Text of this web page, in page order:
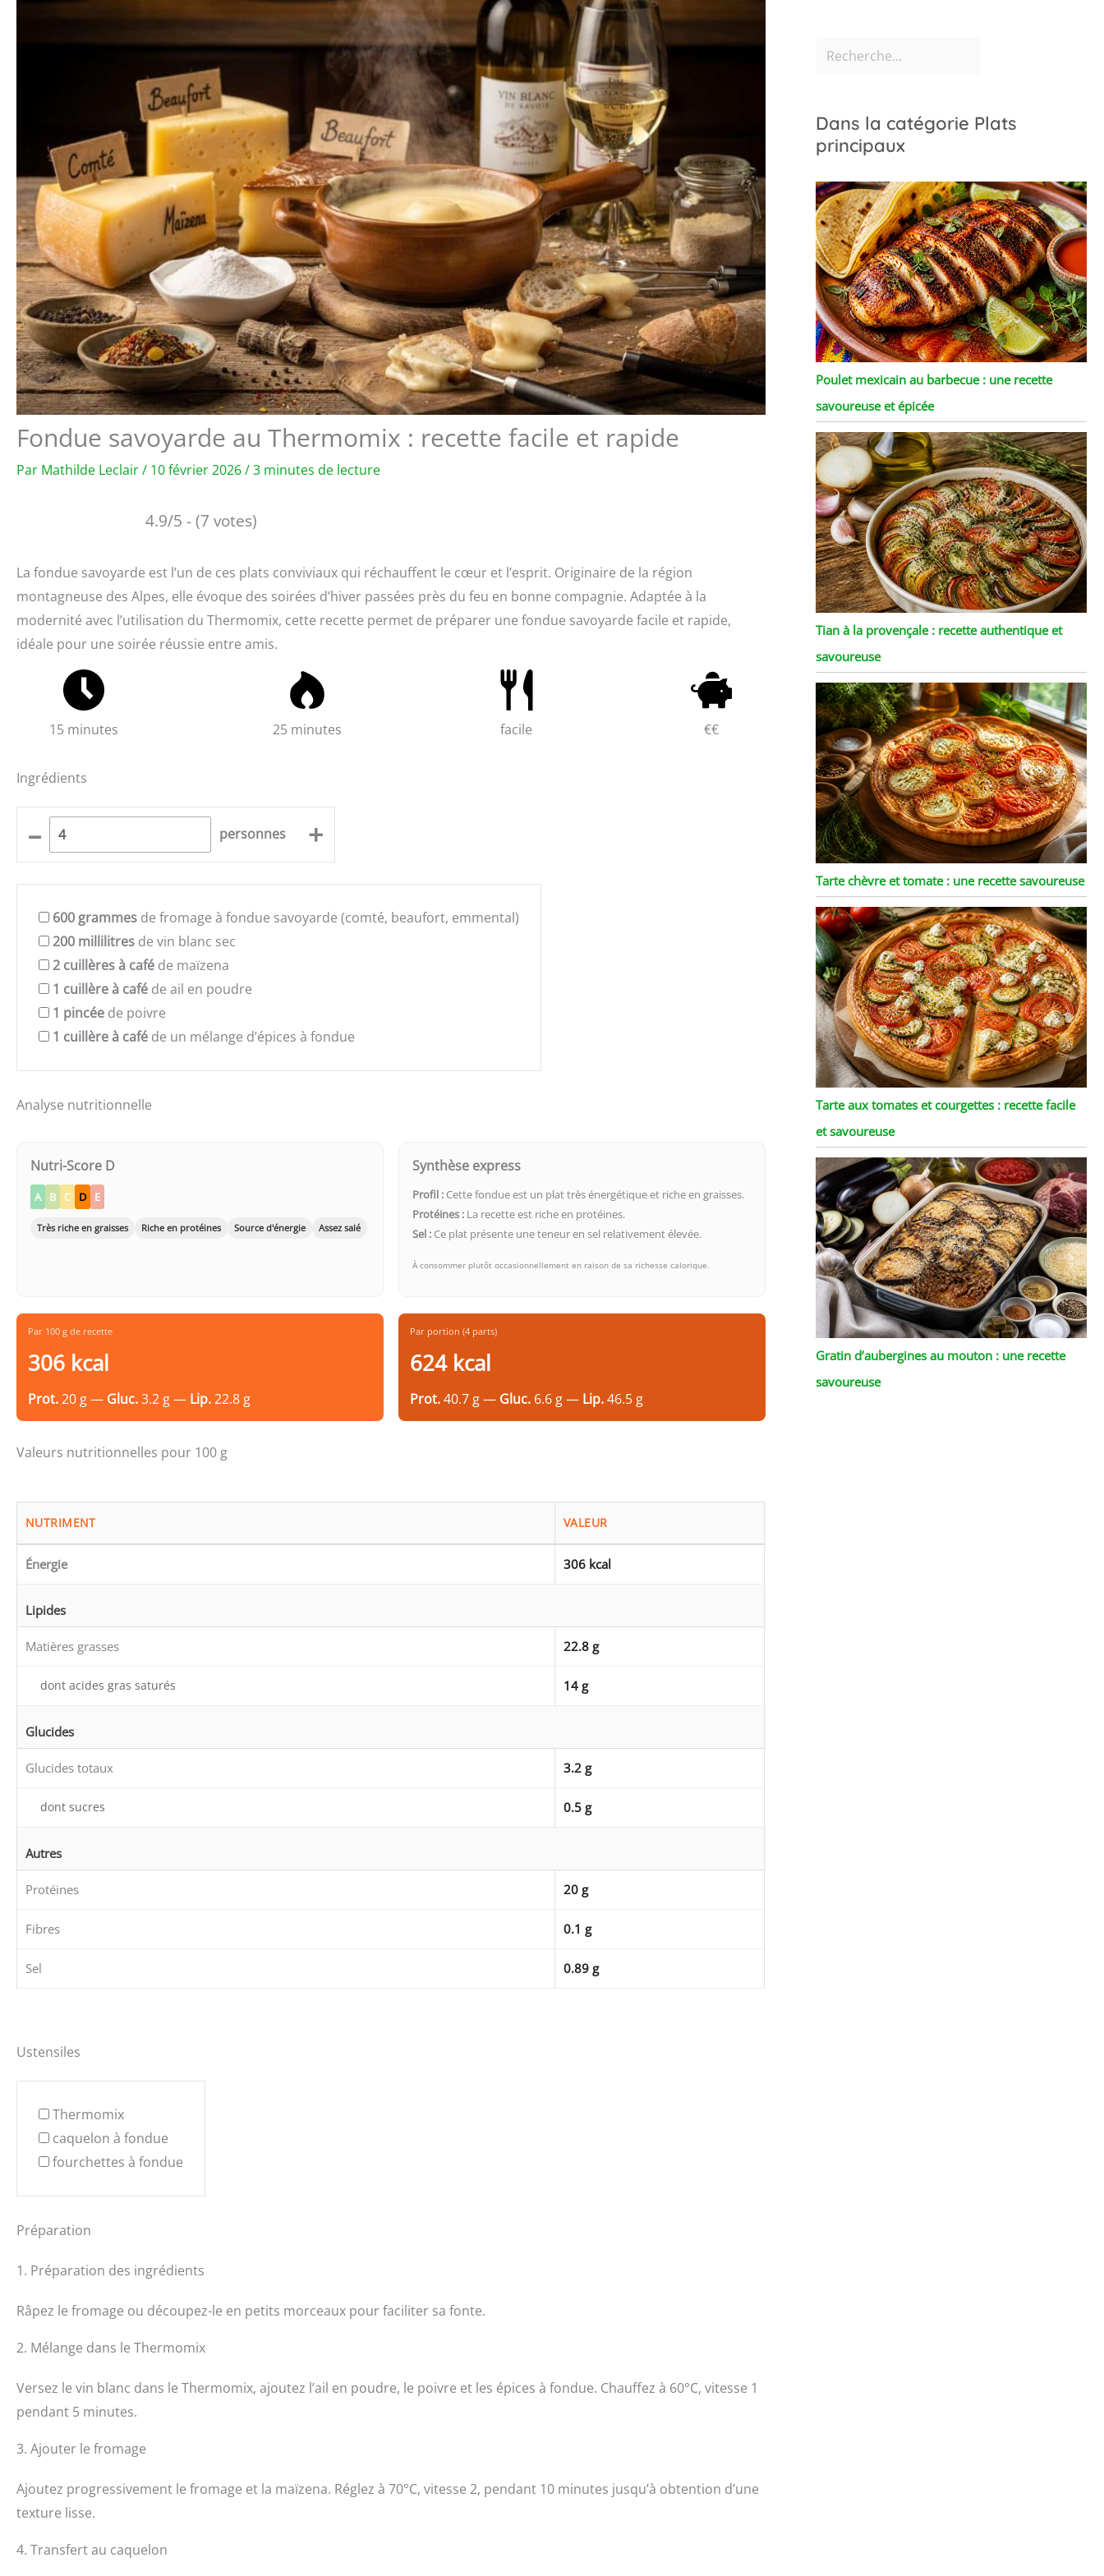
Fondue savoyarde au Thermomix : recette facile et rapide
Par Mathilde Leclair/ 10 février 2026/3 minutes de lecture
4.9/5 - (7 votes)
La fondue savoyarde est l’un de ces plats conviviaux qui réchauffent le cœur et l’esprit. Originaire de la région
montagneuse des Alpes, elle évoque des soirées d’hiver passées près du feu en bonne compagnie. Adaptée à la
modernité avec l’utilisation du Thermomix, cette recette permet de préparer une fondue savoyarde facile et rapide,
idéale pour une soirée réussie entre amis.
15 minutes 25 minutes facile €€
Ingrédients
– personnes +
600 grammes de fromage à fondue savoyarde (comté, beaufort, emmental)
200 millilitres de vin blanc sec
2 cuillères à café de maïzena
1 cuillère à café de ail en poudre
1 pincée de poivre
1 cuillère à café de un mélange d’épices à fondue
Analyse nutritionnelle
Nutri-Score D
A B C D E
Très riche en graisses Riche en protéines Source d'énergie Assez salé
Synthèse express
Profil : Cette fondue est un plat très énergétique et riche en graisses.
Protéines : La recette est riche en protéines.
Sel : Ce plat présente une teneur en sel relativement élevée.
À consommer plutôt occasionnellement en raison de sa richesse calorique.
Par 100 g de recette
306 kcal
Prot.20 g — Gluc.3.2 g — Lip.22.8 g
Par portion (4 parts)
624 kcal
Prot.40.7 g — Gluc. 6.6 g — Lip.46.5 g
Valeurs nutritionnelles pour 100 g
NUTRIMENT VALEUR
Énergie 306 kcal
Lipides
Matières grasses 22.8 g
dont acides gras saturés 14 g
Glucides
Glucides totaux 3.2 g
dont sucres 0.5 g
Autres
Protéines 20 g
Fibres 0.1 g
Sel 0.89 g
Ustensiles
Thermomix
caquelon à fondue
fourchettes à fondue
Préparation
1. Préparation des ingrédients
Râpez le fromage ou découpez-le en petits morceaux pour faciliter sa fonte.
2. Mélange dans le Thermomix
Versez le vin blanc dans le Thermomix, ajoutez l’ail en poudre, le poivre et les épices à fondue. Chauffez à 60°C, vitesse 1
pendant 5 minutes.
3. Ajouter le fromage
Ajoutez progressivement le fromage et la maïzena. Réglez à 70°C, vitesse 2, pendant 10 minutes jusqu’à obtention d’une
texture lisse.
4. Transfert au caquelon
Dans la catégorie Plats
principaux
Poulet mexicain au barbecue : une recette
savoureuse et épicée
Tian à la provençale : recette authentique et
savoureuse
Tarte chèvre et tomate : une recette savoureuse
Tarte aux tomates et courgettes : recette facile
et savoureuse
Gratin d’aubergines au mouton : une recette
savoureuse